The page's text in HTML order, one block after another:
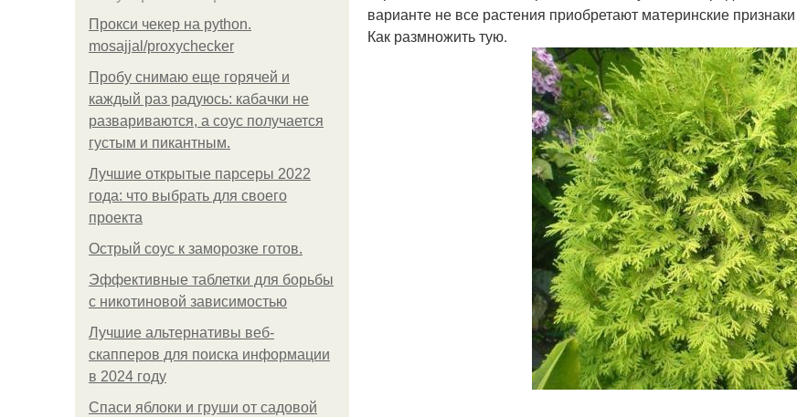
Прокси чекер на python.
mosajjal/proxychecker
Пробу снимаю еще горячей и
каждый раз радуюсь: кабачки не
развариваются, а соус получается
густым и пикантным.
Лучшие открытые парсеры 2022
года: что выбрать для своего
проекта
Острый соус к заморозке готов.
Эффективные таблетки для борьбы
с никотиновой зависимостью
Лучшие альтернативы веб-
скапперов для поиска информации
в 2024 году
Спаси яблоки и груши от садовой
варианте не все растения приобретают материнские
Как размножить тую.